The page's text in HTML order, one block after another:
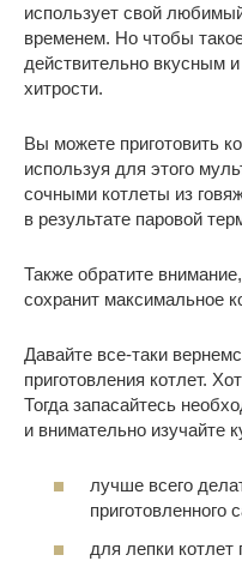
использует свой
временем. Но чтобы
действительно вкусным
хитрости.
Вы можете приготовить
используя для этого
сочными котлеты из
в результате паровой
Также обратите
сохранит максимальное
Давайте все-таки
приготовления котлет.
Тогда запасайтесь
и внимательно изучайте
лучше всего
приготовленного
для лепки